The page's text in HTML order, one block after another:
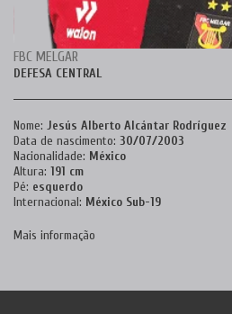
FBC MELGAR
DEFESA CENTRAL
Nome: Jesús Alberto Alcántar Rodríguez
Data de nascimento: 30/07/2003
Nacionalidade: México
Altura: 191 cm
Pé: esquerdo
Internacional: México Sub-19
Mais informação